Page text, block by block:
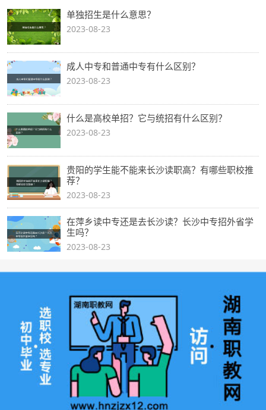
单独招生是什么意思？
2023-08-23
成人中专和普通中专有什么区别？
2023-08-23
什么是高校单招？它与统招有什么区别？
2023-08-23
贵阳的学生能不能来长沙读职高？有哪些职校推
荐？
2023-08-23
在萍乡读中专还是去长沙读？长沙中专招外省学
生吗？
2023-08-23